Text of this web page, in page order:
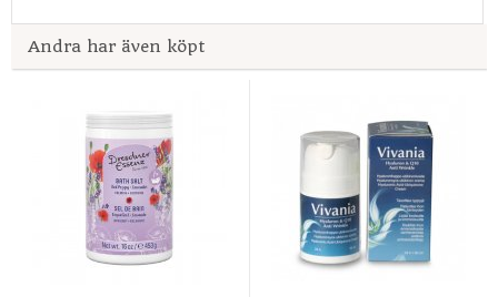
Andra har även köpt